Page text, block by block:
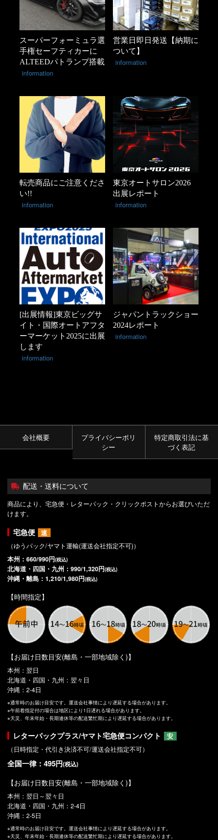
スーパーフォーミュラ選
手権セーフティカーに
ALTEEDパトランプ搭載
information
営業日即日発送【納期に
ついて】
information
転売商品にご注意くださ
い!!
information
東京オートサロン2026
出展レポート
information
[出展情報]東京ビッグサ
イト・国際オートアフタ
ーマーケット2025に出展
します
information
ジャパントラックショー
2024レポート
information
会社概要
プライバシーポリ
シー
特定商取引法に基
づく表記
配送・送料について
商品により、宅急便・レターパック・クリックポストからお選びいただ
けます。
宅急便
速
（ゆうパック/ヤマト運輸(運送会社指定不可)）
本州：660/990円(税込)
北海道・四国・九州：990/1,320円(税込)
沖縄・離島：1,210/1,980円(税込)
【時間指定】
【お届け日数目安(離島・一部地域除く)】
本州：翌日
北海道・四国・九州：翌々日
沖縄：2-4日
※通常時のお届け目安です。運送会社事情により遅延する場合があります。
※午前着指定付の場合は地区により1日遅れる場合があります。
※天災、年末年始・長期連休等の配送繁忙期により遅延する場合があります。
レターパックプラス/ヤマト宅急便コンパクト
安
（日時指定・代引き決済不可/運送会社指定不可）
全国一律：495円(税込)
【お届け日数目安(離島・一部地域除く)】
本州：翌日～翌々日
北海道・四国・九州：2-4日
沖縄：2-5日
※通常時のお届け目安です。運送会社事情により遅延する場合があります。
※天災、年末年始・長期連休等の配送繁忙期により遅延する場合があります。